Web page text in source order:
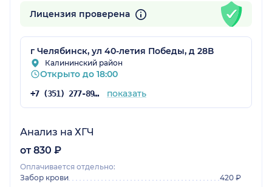
Лицензия проверена
г Челябинск, ул 40-летия Победы, д 28В
Калининский район
Открыто до 18:00
+7 (351) 277-89-46 показать
Анализ на ХГЧ
от 830 ₽
Оплачивается отдельно:
Забор крови
420 ₽